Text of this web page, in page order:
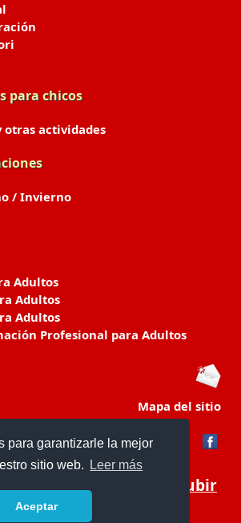
para garantizarle la mejor
sitio web.
Leer más
Aceptar
para chicos
otras actividades
/ Invierno
Adultos
Adultos
Adultos
Profesional para Adultos
Mapa del sitio
Subir